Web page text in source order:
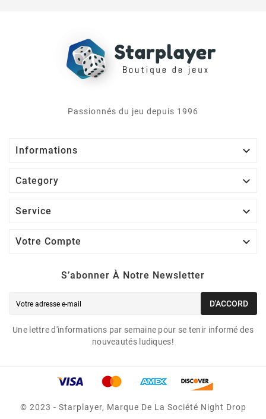
Passionnés du jeu depuis 1996
Informations 
Category 
Service 
Votre Compte 
S’abonner À Notre Newsletter
D'ACCORD
Une lettre d'informations par semaine pour se tenir informé des
nouveautés ludiques!
© 2023 - Starplayer, Marque De La Société Night Drop